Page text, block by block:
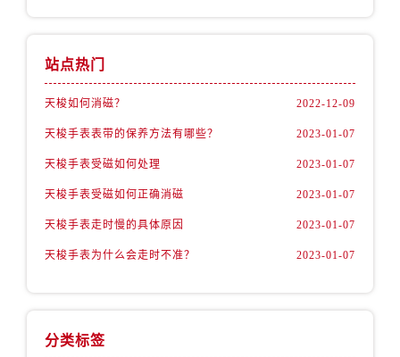
站点热门
天梭如何消磁？ 2022-12-09
天梭手表表带的保养方法有哪些？ 2023-01-07
天梭手表受磁如何处理 2023-01-07
天梭手表受磁如何正确消磁 2023-01-07
天梭手表走时慢的具体原因 2023-01-07
天梭手表为什么会走时不准？ 2023-01-07
分类标签